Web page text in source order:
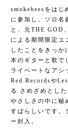
smokebeesをは
に参加し、ソロ
と、元THE GOD
による期間限定ユ
したことをきっか
本のギターと歌で
ライベートなアシ
Red Recordsや
る さめざめとし
やさしさの中に秘
すばらしいです。
ー封入。